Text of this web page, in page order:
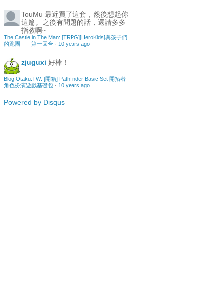
TouMu 最近買了這套，然後想起你
這篇。之後有問題的話，還請多多
指教啊~
The Castle in The Man: [TRPG][HeroKids]與孩子們
的跑團——第一回合 · 10 years ago
zjuguxi 好棒！
Blog.Otaku.TW: [開箱] Pathfinder Basic Set 開拓者
角色扮演遊戲基礎包 · 10 years ago
Powered by Disqus